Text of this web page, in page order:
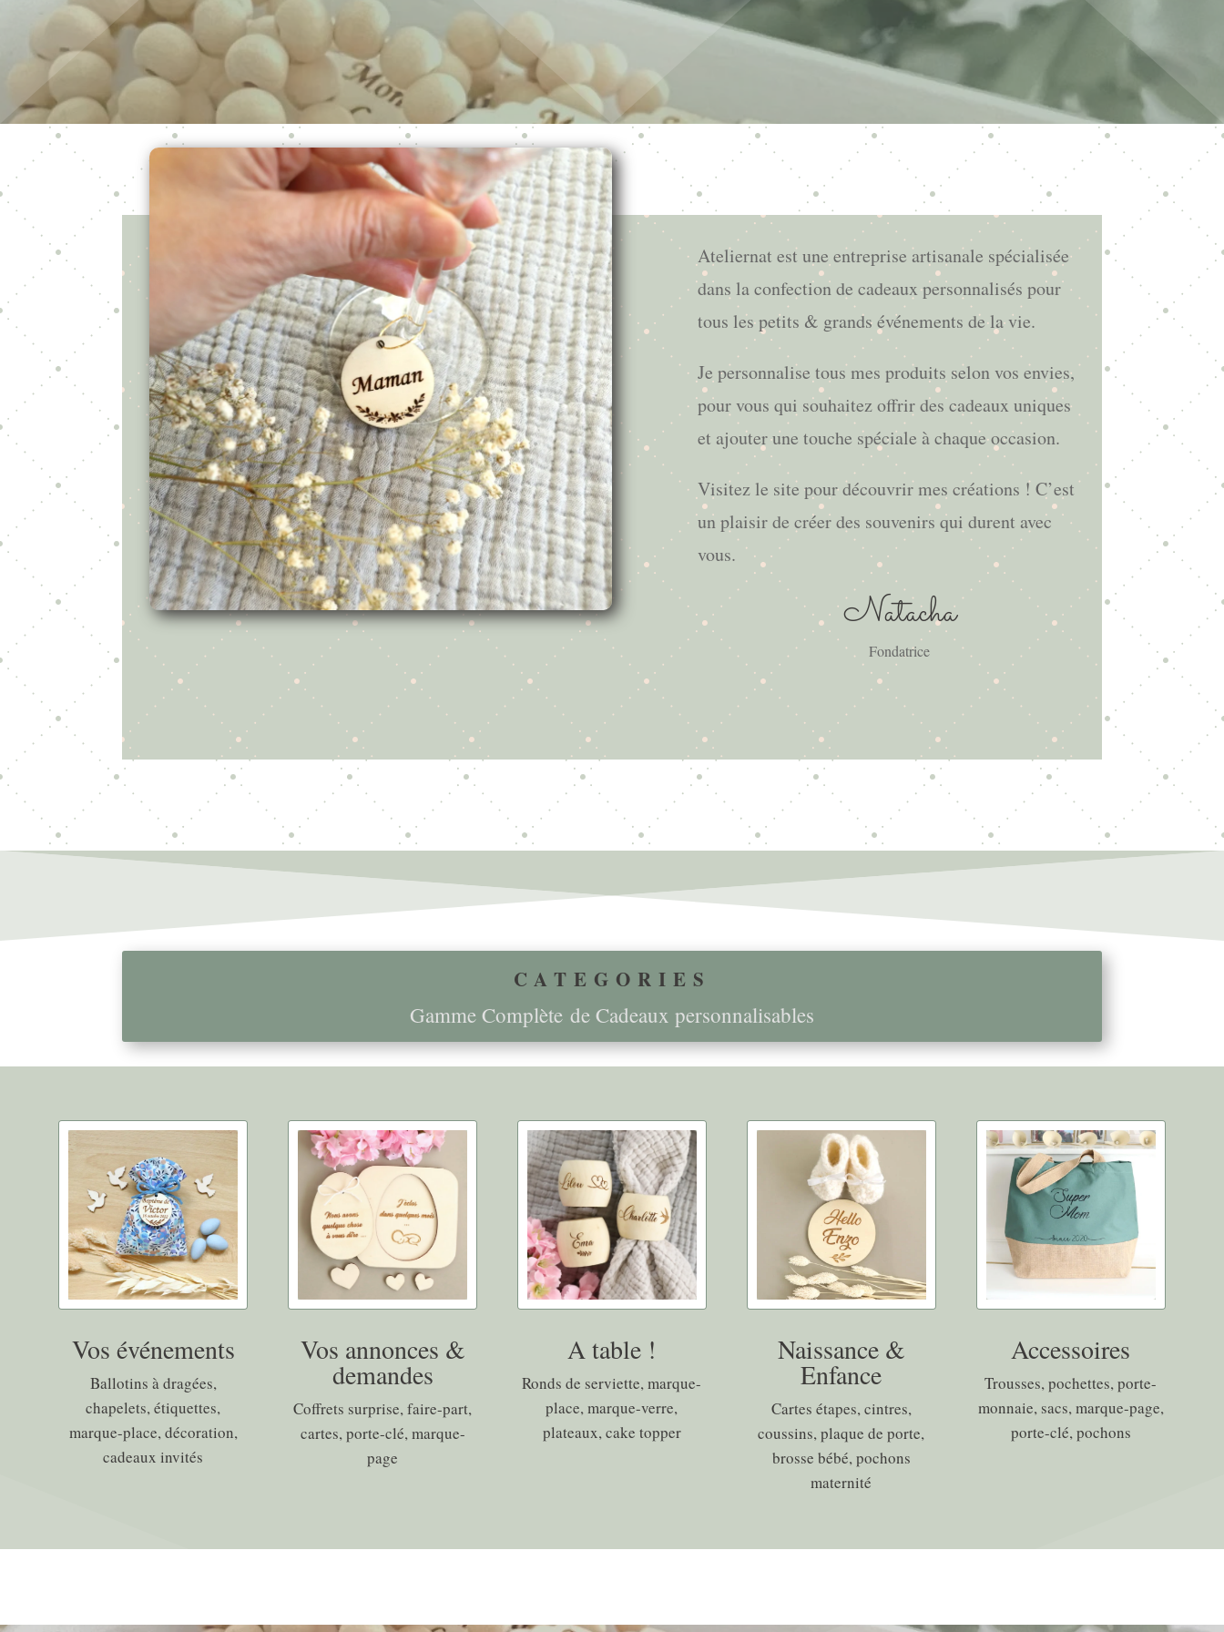
Ateliernat est une entreprise artisanale spécialisée
dans la confection de cadeaux personnalisés pour
tous les petits & grands événements de la vie.
Je personnalise tous mes produits selon vos envies,
pour vous qui souhaitez offrir des cadeaux uniques
et ajouter une touche spéciale à chaque occasion.
Visitez le site pour découvrir mes créations ! C’est
un plaisir de créer des souvenirs qui durent avec
vous.
Natacha
Fondatrice
CATEGORIES
Gamme Complète de Cadeaux personnalisables
Vos événements
Ballotins à dragées,
chapelets, étiquettes,
marque-place, décoration,
cadeaux invités
Vos annonces &
demandes
Coffrets surprise, faire-part,
cartes, porte-clé, marque-
page
A table !
Ronds de serviette, marque-
place, marque-verre,
plateaux, cake topper
Naissance &
Enfance
Cartes étapes, cintres,
coussins, plaque de porte,
brosse bébé, pochons
maternité
Accessoires
Trousses, pochettes, porte-
monnaie, sacs, marque-page,
porte-clé, pochons